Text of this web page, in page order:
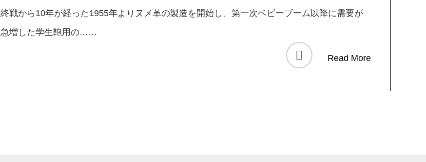
終戦から10年が経った1955年よりヌメ革の製造を開始し、第一次ベビーブーム以降に需要が
急増した学生鞄用の……
Read More